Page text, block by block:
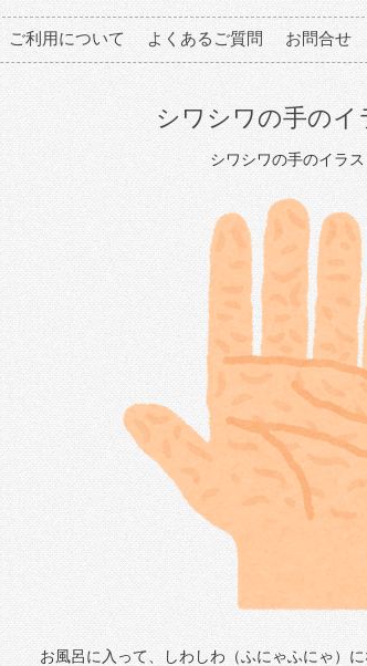
ご利用について よくあるご質問 お問合せ
シワシワの手のイ
シワシワの手のイラス
お風呂に入って、しわしわ（ふにゃふにゃ）に